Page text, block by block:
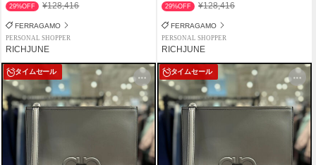
29%OFF ¥128,416
FERRAGAMO
PERSONAL SHOPPER
RICHJUNE
29%OFF ¥128,416
FERRAGAMO
PERSONAL SHOPPER
RICHJUNE
タイムセール タイムセール